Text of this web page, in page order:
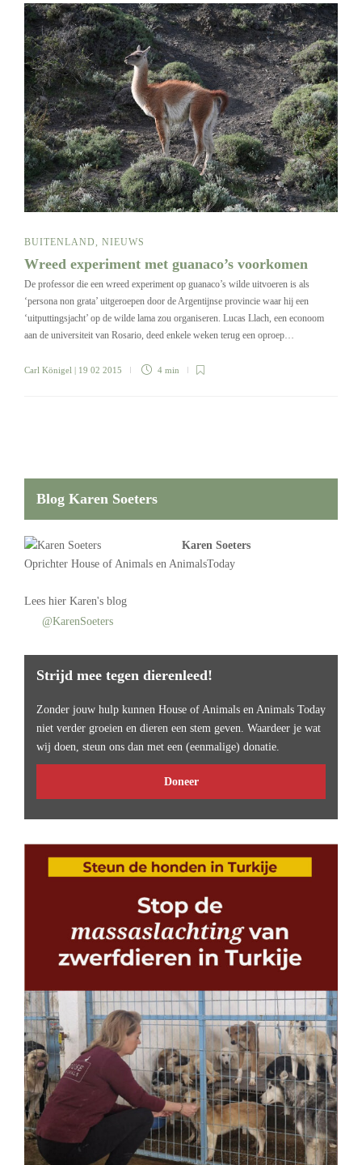
BUITENLAND, NIEUWS
Wreed experiment met guanaco’s voorkomen
De professor die een wreed experiment op guanaco’s wilde uitvoeren is als
‘persona non grata’ uitgeroepen door de Argentijnse provincie waar hij een
‘uitputtingsjacht’ op de wilde lama zou organiseren. Lucas Llach, een econoom
aan de universiteit van Rosario, deed enkele weken terug een oproep…
Carl Königel | 19 02 2015 4 min
Blog Karen Soeters
Karen Soeters
Oprichter House of Animals en AnimalsToday
Lees hier Karen's blog
@KarenSoeters
Strijd mee tegen dierenleed!
Zonder jouw hulp kunnen House of Animals en Animals Today
niet verder groeien en dieren een stem geven. Waardeer je wat
wij doen, steun ons dan met een (eenmalige) donatie.
Doneer